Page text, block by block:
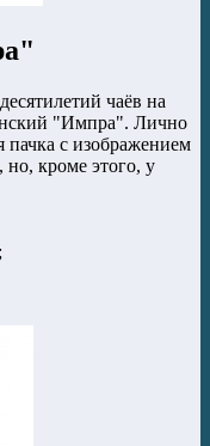
чаёв на
"Импра". Лично
пачка с изображением
кроме этого, у